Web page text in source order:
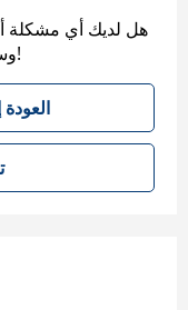
هل لديك أي مشكلة
وسنعاود التواصل معك. شكرًا على صبرك!
تحديث الصفحة